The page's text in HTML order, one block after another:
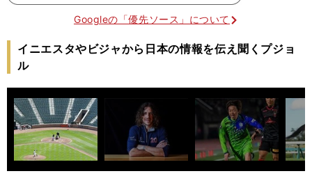
Googleの「優先ソース」について
イニエスタやビジャから日本の情報を伝え聞くプジョ
ル